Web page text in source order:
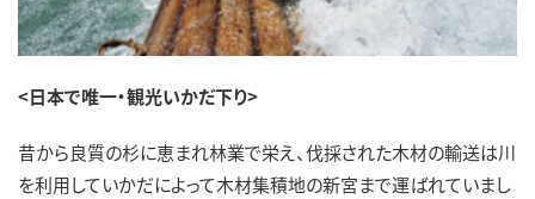
<日本で唯一・観光いかだ下り>
昔から良質の杉に恵まれ林業で栄え、伐採された木材の輸送は川
を利用していかだによって木材集積地の新宮まで運ばれていまし